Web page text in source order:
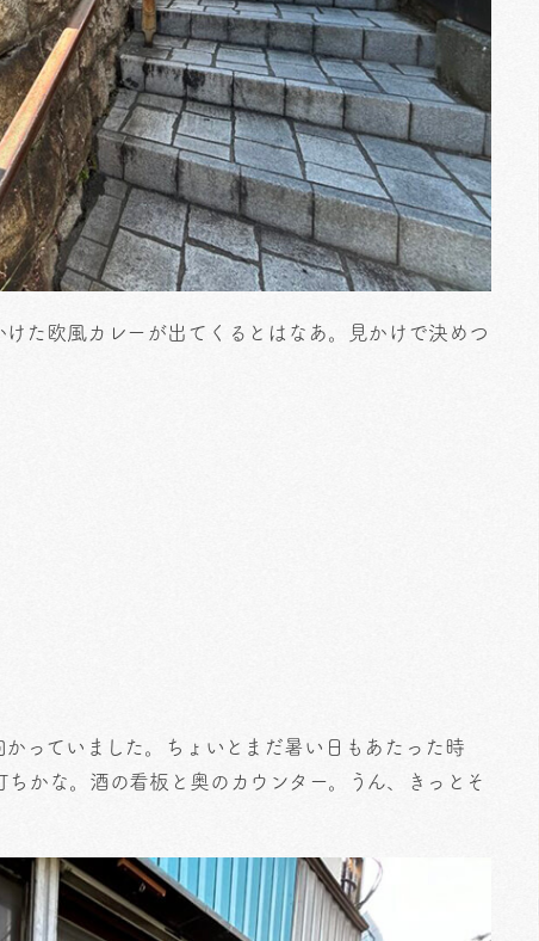
た欧風カレーが出てくるとはなあ。見かけで決めつ
っていました。ちょいとまだ暑い日もあたった時
かな。酒の看板と奥のカウンター。うん、きっとそ